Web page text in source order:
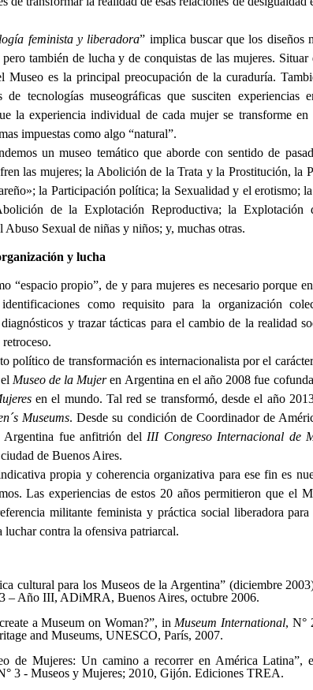
feminista y liberadora” implica buscar que los diseños
también de lucha y de conquistas de las mujeres. Situar
Museo es la principal preocupación de la curaduría.
tecnologías museográficas que susciten experiencias
la experiencia individual de cada mujer se transforme en
impuestas como algo “natural”.
un museo temático que aborde con sentido de
las mujeres; la Abolición de la Trata y la Prostitución, la
la Participación política; la Sexualidad y el erotismo;
de la Explotación Reproductiva; la Explotación
Sexual de niñas y niños; y, muchas otras.
y lucha
“espacio propio”, de y para mujeres es necesario porque
como requisito para la organización
y trazar tácticas para el cambio de la realidad
político de transformación es internacionalista por el
Museo de la Mujeren Argentina en el año 2008 fue
en el mundo. Tal red se transformó, desde el año
Museums. Desde su condición de Coordinador de
fue anfitrión del III Congreso Internacional de
de Buenos Aires.
propia y coherencia organizativa para ese fin es
Las experiencias de estos 20 años permitieron que el
militante feminista y práctica social liberadora
contra la ofensiva patriarcal.
cultural para los Museos de la Argentina” (diciembre
– Año III, ADiMRA, Buenos Aires, octubre 2006.
a Museum on Woman?”, in Museum International, N°
and Museums, UNESCO, París, 2007.
de Mujeres: Un camino a recorrer en América Latina”,
3 - Museos y Mujeres; 2010, Gijón. Ediciones TREA.